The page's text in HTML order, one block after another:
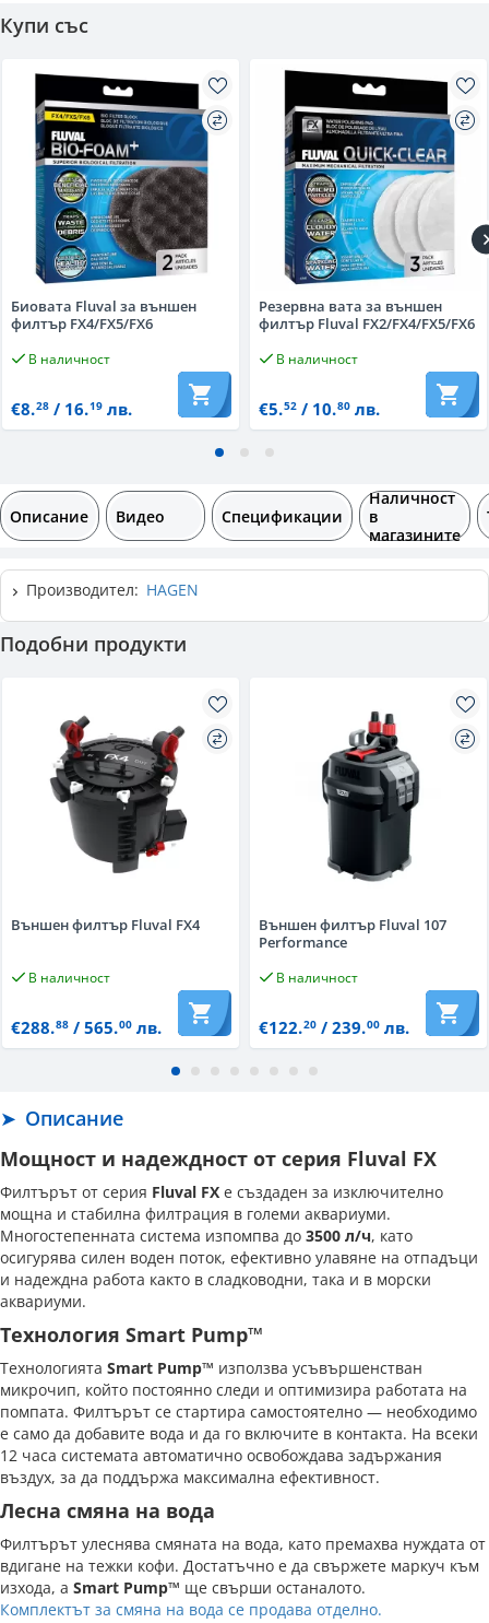
Купи със
Биовата Fluval за външен
филтър FX4/FX5/FX6
В наличност
€8.28/ 16.19лв.
Резервна вата за външен
филтър Fluval FX2/FX4/FX5/FX6
В наличност
€5.52/ 10.80лв.
Описание Видео Спецификации
Наличност
в
магазините
Производител: HAGEN
Подобни продукти
Външен филтър Fluval FX4
В наличност
€288.88/ 565.00лв.
Външен филтър Fluval 107
Performance
В наличност
€122.20/ 239.00лв.
Описание
Мощност и надеждност от серия Fluval FX
Филтърът от серия Fluval FX е създаден за изключително
мощна и стабилна филтрация в големи аквариуми.
Многостепенната система изпомпва до 3500 л/ч, като
осигурява силен воден поток, ефективно улавяне на отпадъци
и надеждна работа както в сладководни, така и в морски
аквариуми.
Технология Smart Pump™
Технологията Smart Pump™ използва усъвършенстван
микрочип, който постоянно следи и оптимизира работата на
помпата. Филтърът се стартира самостоятелно — необходимо
е само да добавите вода и да го включите в контакта. На всеки
12 часа системата автоматично освобождава задържания
въздух, за да поддържа максимална ефективност.
Лесна смяна на вода
Филтърът улеснява смяната на вода, като премахва нуждата от
вдигане на тежки кофи. Достатъчно е да свържете маркуч към
изхода, а Smart Pump™ ще свърши останалото.
Комплектът за смяна на вода се продава отделно.